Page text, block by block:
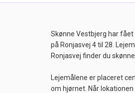
Skønne Vestbjerg har
på Ronjasvej 4 til 28.
Ronjasvej finder du
Lejemålene er placeret
om hjørnet. Når